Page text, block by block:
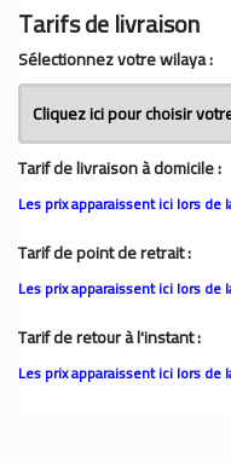
Tarifs de livraison
Sélectionnez votre wilaya :
Tarif de livraison à domicile :
Les prix apparaissent ici lors
Tarif de point de retrait :
Les prix apparaissent ici lors
Tarif de retour à l'instant :
Les prix apparaissent ici lors